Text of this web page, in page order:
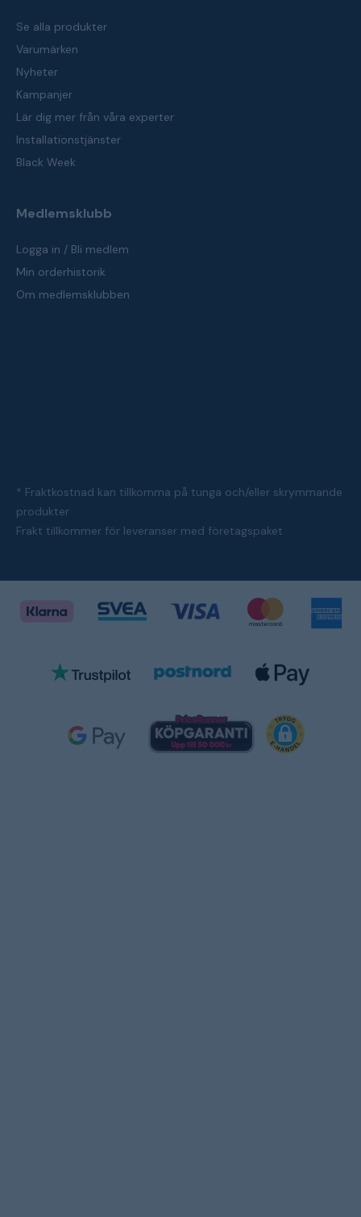
Se alla produkter
Varumärken
Nyheter
Kampanjer
Lär dig mer från våra experter
Installationstjänster
Black Week
Medlemsklubb
Logga in / Bli medlem
Min orderhistorik
Om medlemsklubben
* Fraktkostnad kan tillkomma på tunga och/eller skrymmande
produkter
Frakt tillkommer för leveranser med företagspaket